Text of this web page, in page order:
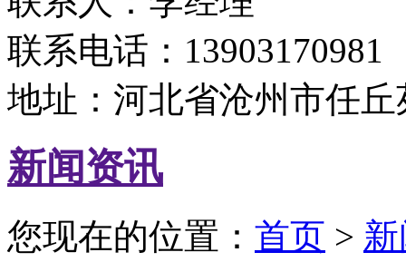
联系电话：13903170981
地址：河北省沧州市任
新闻资讯
您现在的位置： 首页 >